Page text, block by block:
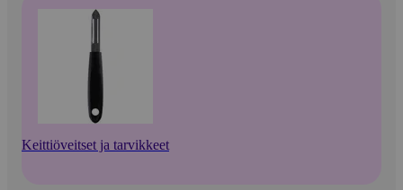
Keittiöveitset ja tarvikkeet